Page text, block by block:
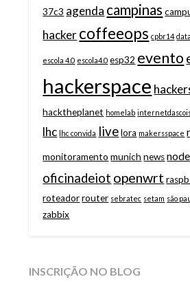
37c3 agenda campinas
hackercoffeeops cpbr14
escola 4.0 escola4.0 esp32 evento
hackerspace
hacktheplanet homelab
lhc lhc convida live lora makersspace
monitoramento munich news
oficinadeiot openwrt
roteador router sebratec setam são
zabbix
INSCRIÇÃO NO BLOG